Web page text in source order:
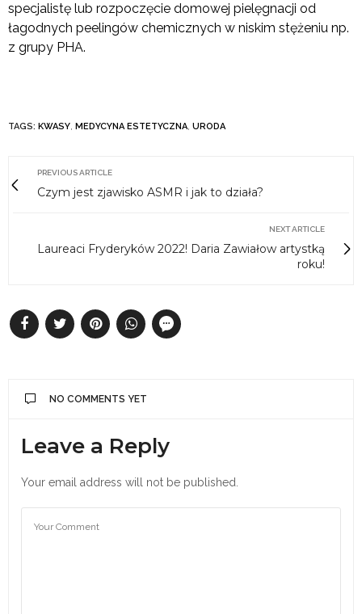
specjalistę lub rozpoczęcie domowej pielęgnacji od
łagodnych peelingów chemicznych w niskim stężeniu np.
z grupy PHA.
TAGS: KWASY, MEDYCYNA ESTETYCZNA, URODA
PREVIOUS ARTICLE
Czym jest zjawisko ASMR i jak to działa?
NEXT ARTICLE
Laureaci Fryderyków 2022! Daria Zawiałow artystką
roku!
NO COMMENTS YET
Leave a Reply
Your email address will not be published.